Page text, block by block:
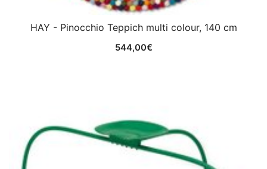
HAY - Pinocchio Teppich multi colour, 140 cm
544,00€